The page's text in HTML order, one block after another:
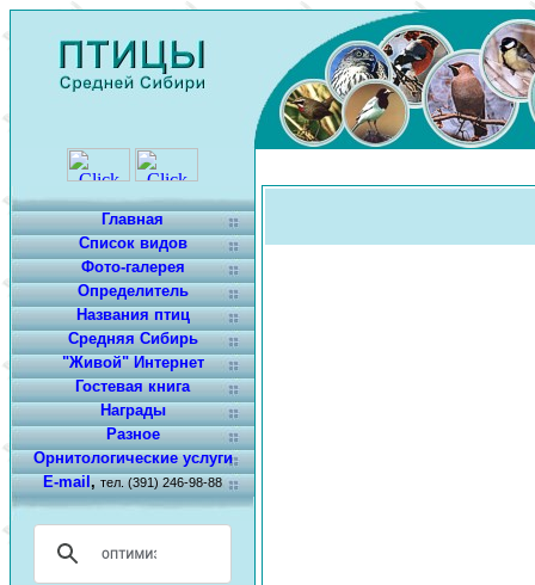
Главная
Список видов
Фото-галерея
Определитель
Названия птиц
Средняя Сибирь
"Живой" Интернет
Гостевая книга
Награды
Разное
Орнитологические услуги
E-mail,тел. (391) 246-98-88